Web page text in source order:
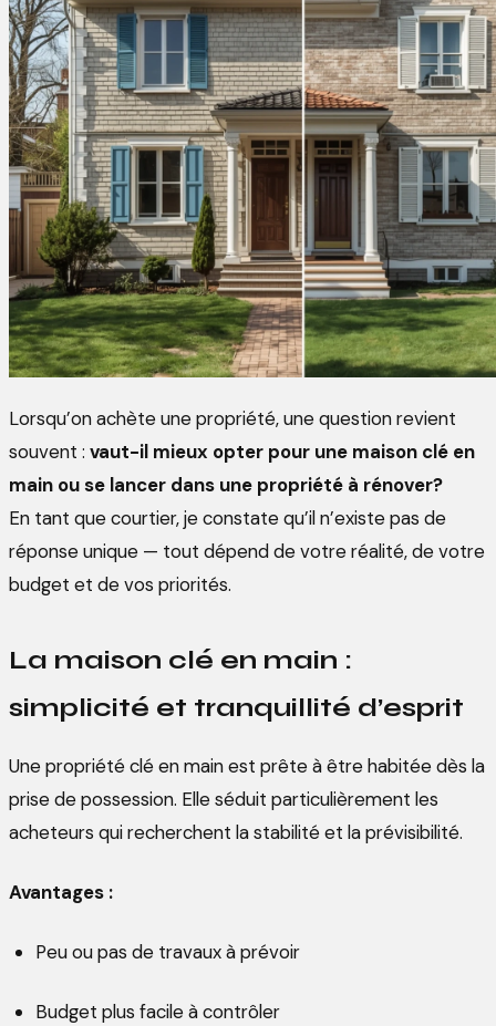
Lorsqu’on achète une propriété, une question revient
souvent : vaut-il mieux opter pour une maison clé en
main ou se lancer dans une propriété à rénover?
En tant que courtier, je constate qu’il n’existe pas de
réponse unique — tout dépend de votre réalité, de votre
budget et de vos priorités.
La maison clé en main :
simplicité et tranquillité d’esprit
Une propriété clé en main est prête à être habitée dès la
prise de possession. Elle séduit particulièrement les
acheteurs qui recherchent la stabilité et la prévisibilité.
Avantages :
Peu ou pas de travaux à prévoir
Budget plus facile à contrôler